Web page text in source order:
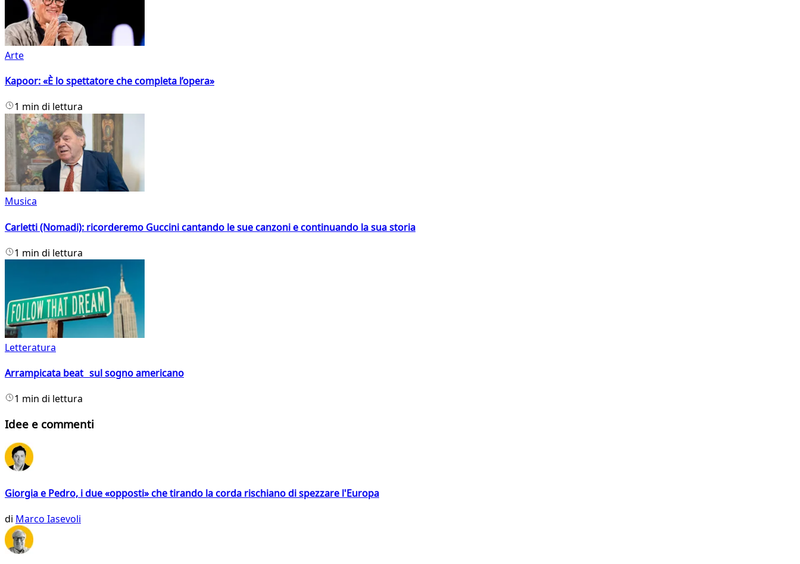
Arte
Kapoor: «È lo spettatore che completa l’opera»
1 min di lettura
Musica
Carletti (Nomadi): ricorderemo Guccini cantando le sue canzoni e continuando la sua storia
1 min di lettura
Letteratura
Arrampicata beat sul sogno americano
1 min di lettura
Idee e commenti
Giorgia e Pedro, i due «opposti» che tirando la corda rischiano di spezzare l'Europa
di Marco Iasevoli